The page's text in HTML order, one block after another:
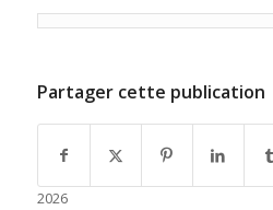
Partager cette publication
2026